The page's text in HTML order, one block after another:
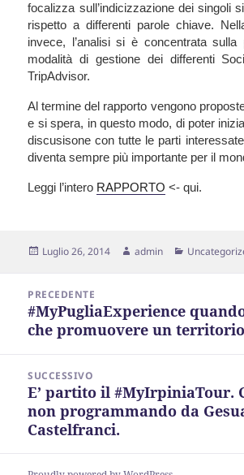
focalizza sull’indicizzazione dei singoli
rispetto a differenti parole chiave.
invece, l’analisi si è concentrata
modalità di gestione dei differenti
TripAdvisor.
Al termine del rapporto vengono
e si spera, in questo modo, di poter
discusisone con tutte le parti
diventa sempre più importante per il
Leggi l’intero RAPPORTO <- qui.
Scritto
Luglio 26, 2014 Autore
admin Categorie
articoliPRECEDENTE
Articolo
precedente:
#MyPugliaExperience
che promuovere un territorio
SUCCESSIVO
Articolo
successivo:
E’ partito il #MyIrpiniaTour.
non programmando da
Castelfranci.